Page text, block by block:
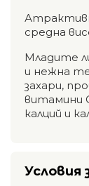
средна
Младите
и нежна
захари,
витамини
калций и
Условия